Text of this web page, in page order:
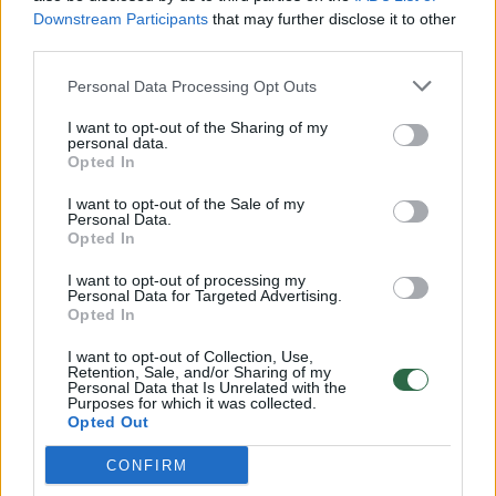
Downstream Participants that may further disclose it to other
Personal Data Processing Opt Outs
I want to opt-out of the Sharing of my
personal data.
Opted In
I want to opt-out of the Sale of my
Personal Data.
Opted In
I want to opt-out of processing my
Personal Data for Targeted Advertising.
Opted In
I want to opt-out of Collection, Use,
Retention, Sale, and/or Sharing of my
Personal Data that Is Unrelated with the
Purposes for which it was collected.
Opted Out
CONFIRM
vaiko gyvybių išgelbėti nepavyko
Žinios | Lietuvos diena
00:00:59
Nufilmavo, kaip patvino Vilniaus Vakarinis aplinkkelis:
vaizdas pribloškia
Žinios
„Pagarba pirmajai premjerei“: pasidalijo jautriais
prisiminimais apie Kazimierą Prunskienę
Žinios | Lietuvos diena
Visi įrašai